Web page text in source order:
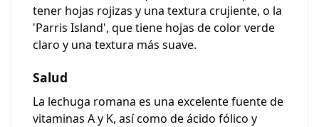
tener hojas rojizas y una textura crujiente, o la
'Parris Island', que tiene hojas de color verde
claro y una textura más suave.
Salud
La lechuga romana es una excelente fuente de
vitaminas A y K, así como de ácido fólico y